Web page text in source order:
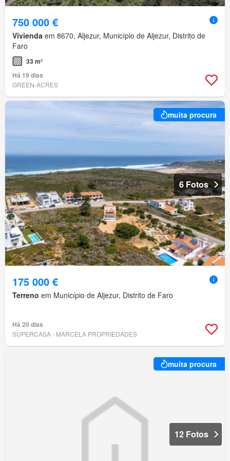
750 000 €
Vivienda em 8670, Aljezur, Município de Aljezur, Distrito de
Faro
33 m²
Há 19 dias
GREEN-ACRES
muita procura
6 Fotos
175 000 €
Terreno em Município de Aljezur, Distrito de Faro
Há 20 dias
SUPERCASA - MARCELA PROPRIEDADES
muita procura
12 Fotos